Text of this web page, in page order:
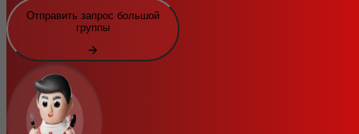
Отправить запрос большой
группы